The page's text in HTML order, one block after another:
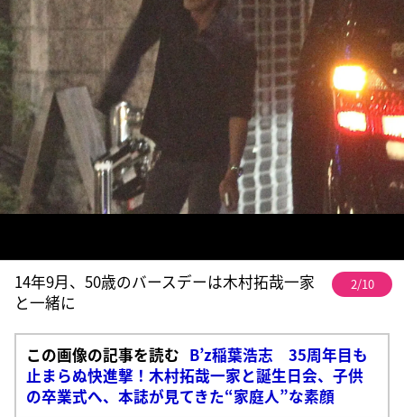
14年9月、50歳のバースデーは木村拓哉一家
と一緒に
2/10
この画像の記事を読む B’z稲葉浩志 35周年目も
止まらぬ快進撃！木村拓哉一家と誕生日会、子供
の卒業式へ、本誌が見てきた“家庭人”な素顔